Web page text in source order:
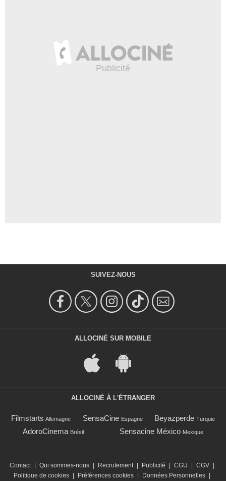
SUIVEZ-NOUS
ALLOCINÉ SUR MOBILE
ALLOCINÉ À L'ÉTRANGER
Filmstarts Allemagne SensaCine Espagne Beyazperde Turquie
AdoroCinema Brésil Sensacine México Mexique
Contact | Qui sommes-nous | Recrutement | Publicité | CGU | CGV |
Politique de cookies | Préférences cookies | Données Personnelles |